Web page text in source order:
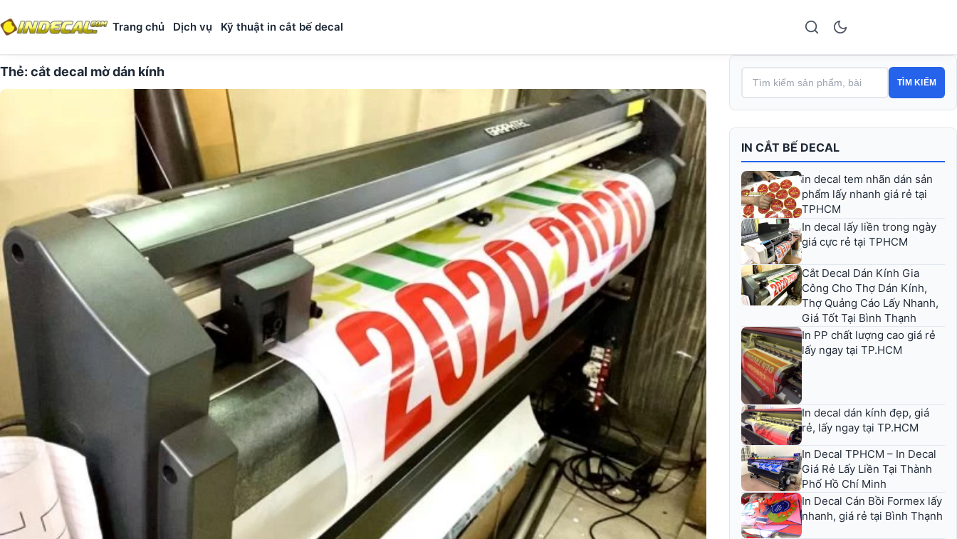
Trang chủ Dịch vụ Kỹ thuật in cắt bế decal
Thẻ: cắt decal mờ dán kính
TÌM KIẾM
IN CẮT BẾ DECAL
in decal tem nhãn dán sản
phẩm lấy nhanh giá rẻ tại
TPHCM
In decal lấy liền trong ngày
giá cực rẻ tại TPHCM
Cắt Decal Dán Kính Gia
Công Cho Thợ Dán Kính,
Thợ Quảng Cáo Lấy Nhanh,
Giá Tốt Tại Bình Thạnh
In PP chất lượng cao giá rẻ
lấy ngay tại TP.HCM
In decal dán kính đẹp, giá
rẻ, lấy ngay tại TP.HCM
In Decal TPHCM – In Decal
Giá Rẻ Lấy Liền Tại Thành
Phố Hồ Chí Minh
In Decal Cán Bồi Formex lấy
nhanh, giá rẻ tại Bình Thạnh